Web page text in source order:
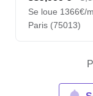
Se loue 1366€/
Paris (75013)